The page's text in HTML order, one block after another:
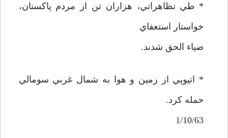
* طي تظاهراتي، هزاران تن از مردم پاكستان،
خواستار استعفاي
ضياء الحق شدند.
* اتيوپي از زمين و هوا به شمال غربي سومالي
حمله كرد.
1/10/63